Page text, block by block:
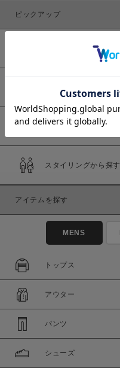
商品タイプ
通常商品
セール価格
在庫
在庫あり
ピックアップ
予約商品
スタイリングから探す
アイテムを探す
MENS
トップス
アウター
パンツ
シューズ